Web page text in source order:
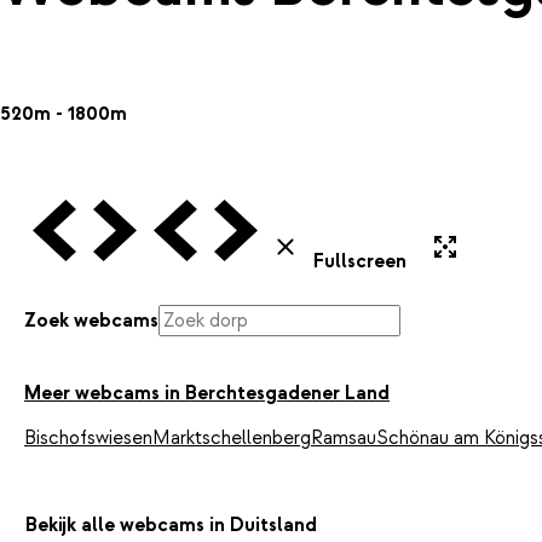
520m - 1800m
Vorige Webcam
Volgende Webcam
Vorige Webcam
Volgende Webcam
Sluiten
Fullscreen
Zoek webcams
Meer webcams in Berchtesgadener Land
BischofswiesenMarktschellenbergRamsauSchönau am
Bekijk alle webcams in Duitsland